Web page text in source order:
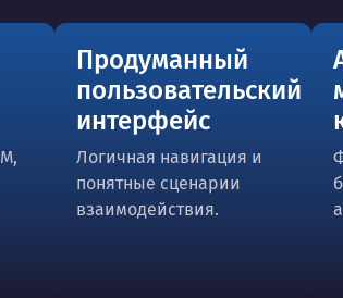
Продуманный
пользовательский
интерфейс
Логичная навигация и
понятные сценарии
взаимодействия.